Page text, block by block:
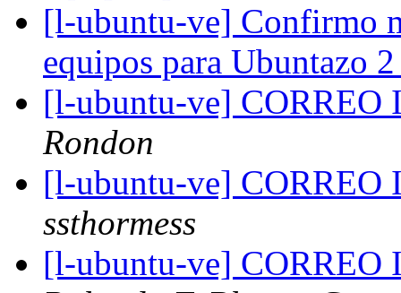
[l-ubuntu-ve] Confirmo
equipos para Ubuntazo
[l-ubuntu-ve]
Rondon
[l-ubuntu-ve]
ssthormess
[l-ubuntu-ve]